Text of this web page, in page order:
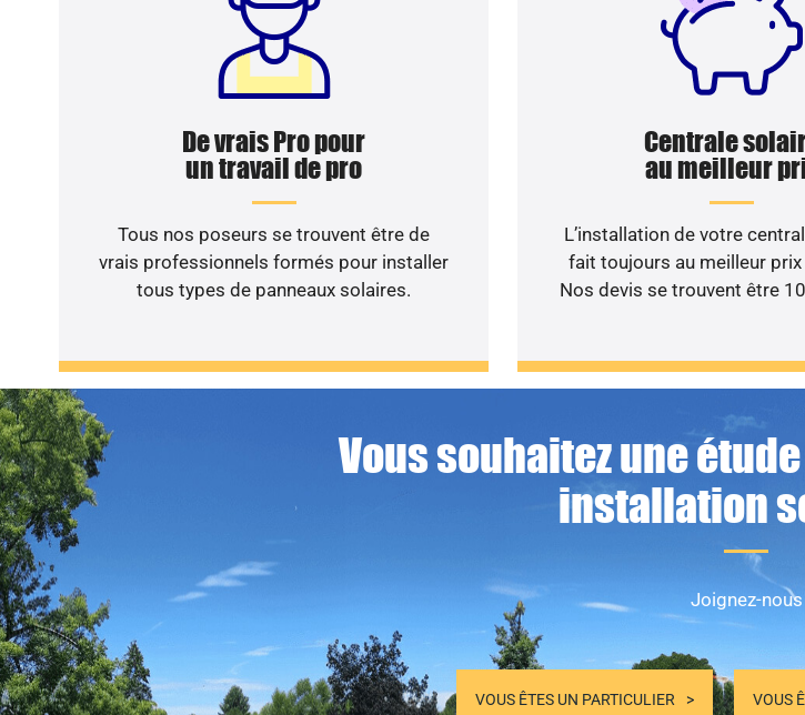
De vrais Pro pour
un travail de pro
Tous nos poseurs se trouvent être de
vrais professionnels formés pour installer
tous types de panneaux solaires.
Centrale
au meilleur
L’installation de votre
fait toujours au meilleur prix
Nos devis se trouvent être
Vous souhaitez une
installation
Joignez-nous
VOUS ÊTES UN PARTICULIER VOUS